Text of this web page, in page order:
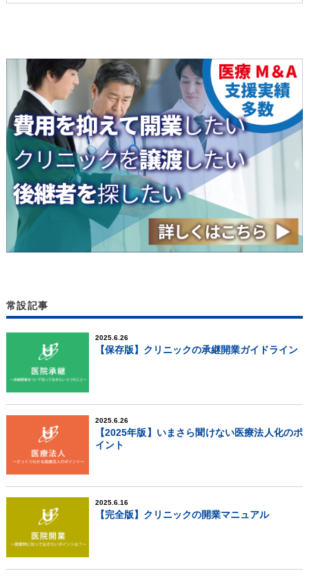
常設記事
2025.6.26
【保存版】クリニックの承継開業ガイドライン
2025.6.26
【2025年版】いまさら聞けない医療法人化のポ
イント
2025.6.16
【完全版】クリニックの開業マニュアル